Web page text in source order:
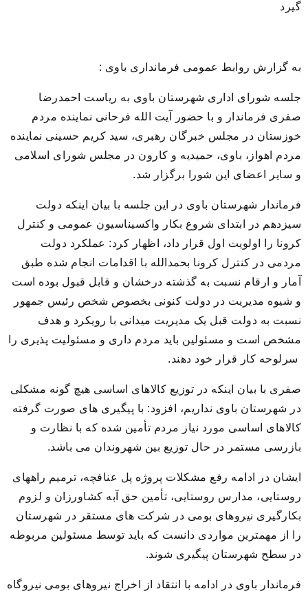
گیرد
به گزارش روابط عمومی فرمانداری باوی :
جلسه شورای اداری شهرستان باوی به ریاست احمدرضا
صفری فرماندار و با حضور آیت الله فرحانی نماینده مردم
خوزستان در مجلس خبرگان رهبری، سید کریم حسینی نماینده
مردم اهواز، باوی، حمیدیه و کارون در مجلس شورای اسلامی
و سایر اعضای این شورا برگزار شد.
فرماندار شهرستان باوی در این جلسه با بیان اینکه دولت
سیزدهم در ابتدای شروع بکار واکسیناسیون عمومی و کنترل
کرونا را اولویت اول قرار داد، اظهار کرد: عملکرد دولت
مردمی در کنترل کرونا بحمدالله با اقدامات انجام شده طبق
آمار و ارقام نسبت به گذشته درخشان و قابل قبول بوده است
و شیوه مدیریت در دولت کنونی بخصوص شخص رئیس جمهور
نسبت به دولت قبل یک مدیریت میدانی با رویکرد و هدف
مشخص است و مسئولین باید مردم داری و مسئولیت پذیری را
سرلوحه کار قرار خود دهند.
صفری با بیان اینکه در توزیع کالاهای اساسی هیچ گونه مشکلی
در شهرستان باوی نداریم، افزود: با پیگیری های صورت گرفته
کالاهای اساسی مورد نیاز مردم تأمین شده که با نظارت و
بازرسی مستمر در حال توزیع بین شهروندان می باشد.
ایشان در ادامه رفع مشکلات پروژه پل عنافچه، ترمیم راههای
روستایی، مدارس روستایی، تأمین حق آبه کشاورزان و لزوم
بکارگیری نیروهای بومی در شرکت های مستقر در شهرستان
را از مهمترین مواردی دانست که باید توسط مسئولین مربوطه
در سطح شهرستان پیگیری شوند.
فرماندار باوی در ادامه با انتقاد از اخراج نیروهای بومی نیروگاه